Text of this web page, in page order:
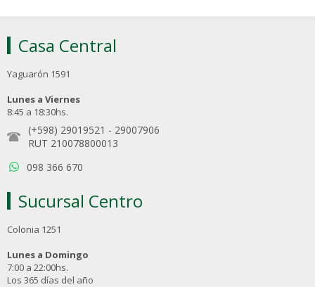
Casa Central
Yaguarón 1591
Lunes a Viernes
8:45 a 18:30hs.
(+598) 29019521 - 29007906
RUT 210078800013
098 366 670
Sucursal Centro
Colonia 1251
Lunes a Domingo
7:00 a 22:00hs.
Los 365 días del año